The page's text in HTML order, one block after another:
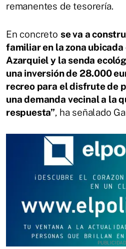
remanentes de tesorería.
En concreto se va a
familiar en la zona
Azarquiel y la senda
una inversión de 28.000
recreo para el disfrute de
una demanda vecinal a la
respuesta”, ha señalado